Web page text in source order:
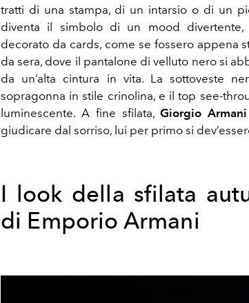
tratti di una stampa, di un intarsio o di un
diventa il simbolo di un mood
decorato da cards, come se fossero appena
da sera, dove il pantalone di velluto nero si
da un’alta cintura in vita. La sottoveste
sopragonna in stile crinolina, e il top see-
luminescente. A fine sfilata,Giorgio Armani
giudicare dal sorriso, lui per primo si
I look della sfilata
di Emporio Armani